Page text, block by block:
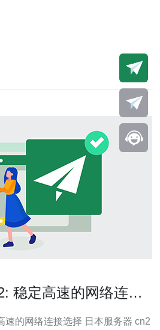
稳定高速的网络连接
连接选择 日本服务器 cn2